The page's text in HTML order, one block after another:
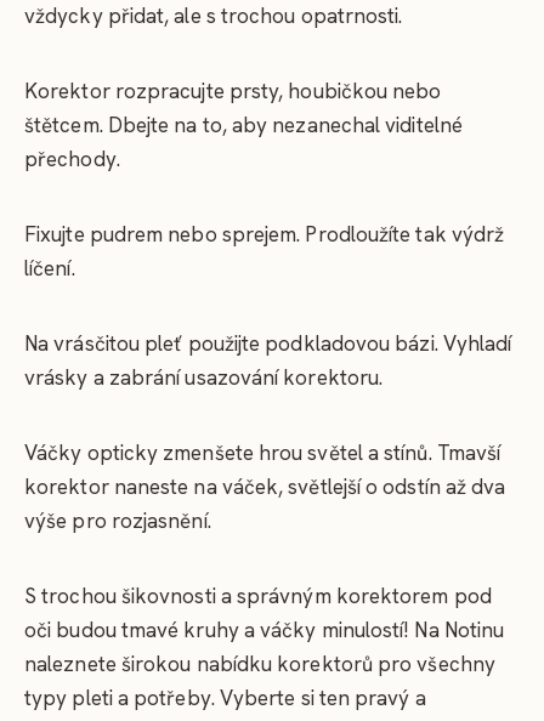
vždycky přidat, ale s trochou opatrnosti.
Korektor rozpracujte prsty, houbičkou nebo
štětcem. Dbejte na to, aby nezanechal viditelné
přechody.
Fixujte pudrem nebo sprejem. Prodloužíte tak výdrž
líčení.
Na vrásčitou pleť použijte podkladovou bázi. Vyhladí
vrásky a zabrání usazování korektoru.
Váčky opticky zmenšete hrou světel a stínů. Tmavší
korektor naneste na váček, světlejší o odstín až dva
výše pro rozjasnění.
S trochou šikovnosti a správným korektorem pod
oči budou tmavé kruhy a váčky minulostí! Na Notinu
naleznete širokou nabídku korektorů pro všechny
typy pleti a potřeby. Vyberte si ten pravý a